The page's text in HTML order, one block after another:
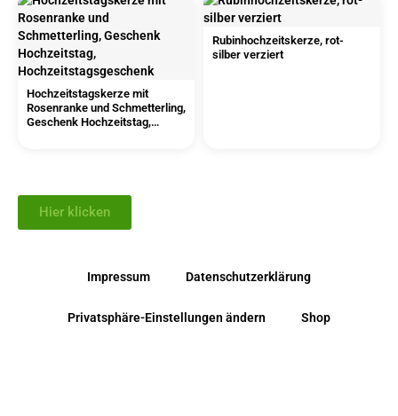
Hochzeitstagskerze mit
Rosenranke und Schmetterling,
Geschenk Hochzeitstag,
Rubinhochzeitskerze, rot-
silber verziert
Hier klicken
Impressum Datenschutzerklärung
Privatsphäre-Einstellungen ändern Shop